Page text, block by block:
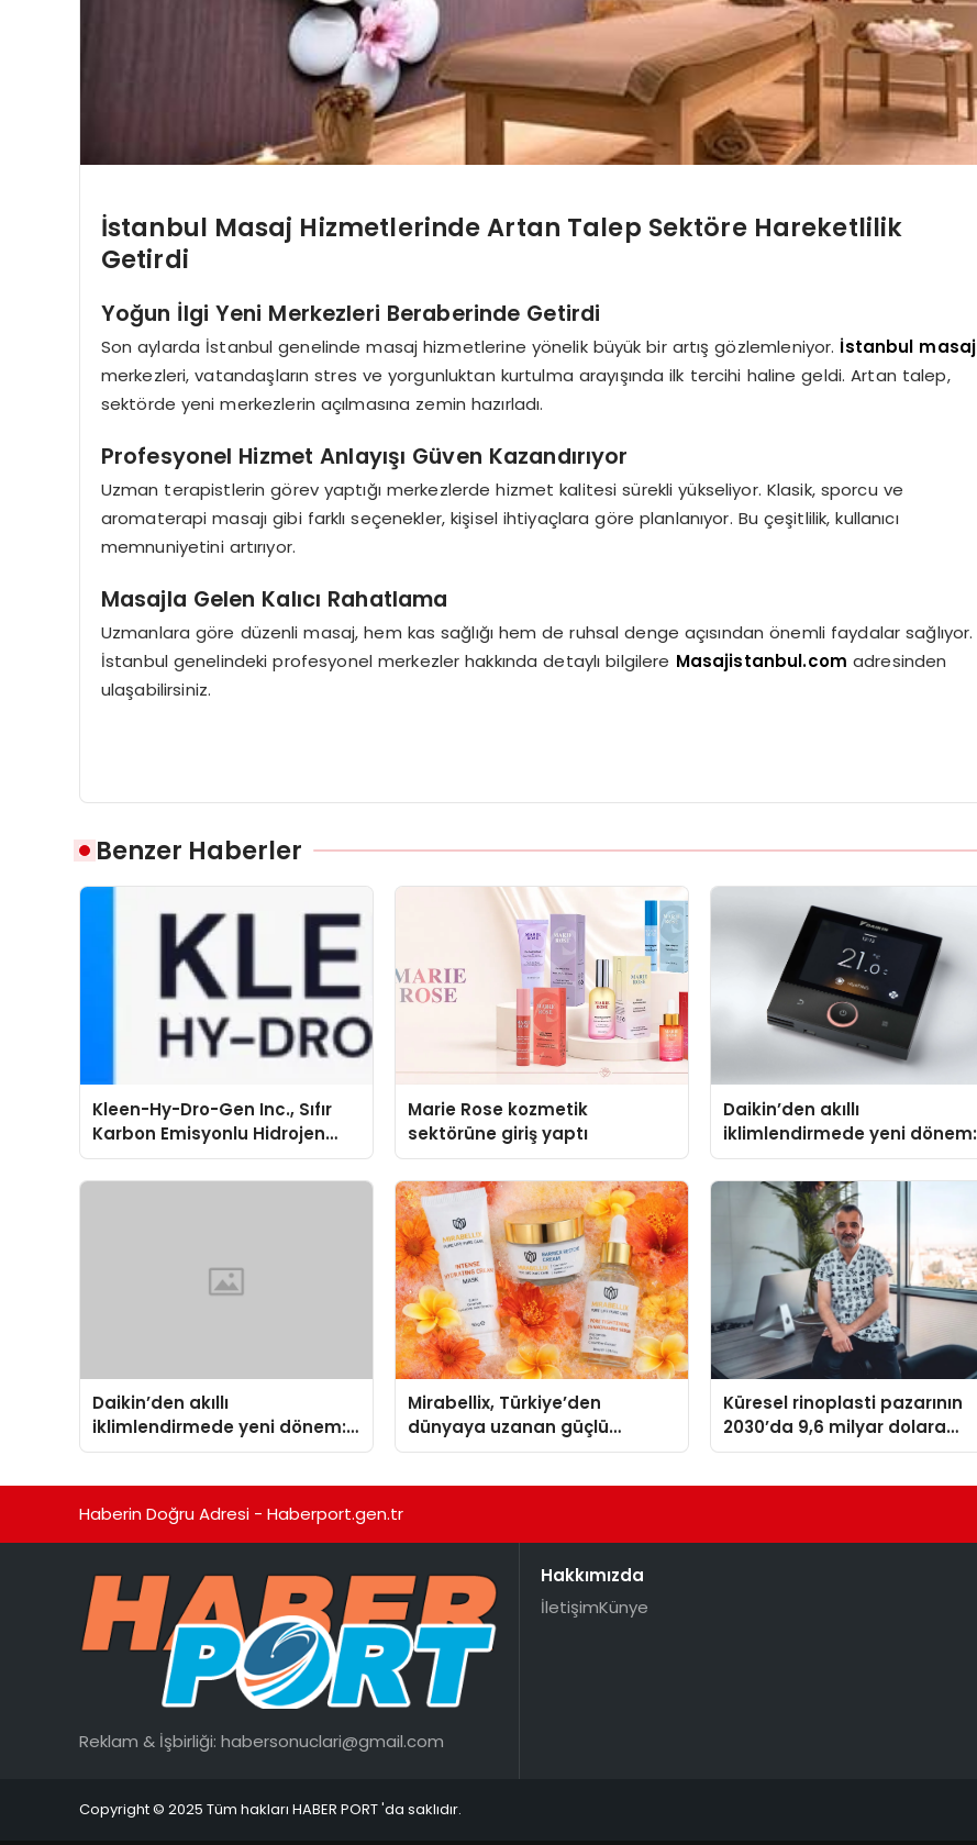
İstanbul Masaj Hizmetlerinde Artan Talep Sektöre Hareketlilik
Getirdi
Yoğun İlgi Yeni Merkezleri Beraberinde Getirdi
Son aylarda İstanbul genelinde masaj hizmetlerine yönelik büyük bir artış gözlemleniyor. İstanbul masaj
merkezleri, vatandaşların stres ve yorgunluktan kurtulma arayışında ilk tercihi haline geldi. Artan talep,
sektörde yeni merkezlerin açılmasına zemin hazırladı.
Profesyonel Hizmet Anlayışı Güven Kazandırıyor
Uzman terapistlerin görev yaptığı merkezlerde hizmet kalitesi sürekli yükseliyor. Klasik, sporcu ve
aromaterapi masajı gibi farklı seçenekler, kişisel ihtiyaçlara göre planlanıyor. Bu çeşitlilik, kullanıcı
memnuniyetini artırıyor.
Masajla Gelen Kalıcı Rahatlama
Uzmanlara göre düzenli masaj, hem kas sağlığı hem de ruhsal denge açısından önemli faydalar sağlıyor.
İstanbul genelindeki profesyonel merkezler hakkında detaylı bilgilere Masajistanbul.com adresinden
ulaşabilirsiniz.
Benzer Haberler
Kleen-Hy-Dro-Gen Inc., Sıfır
Karbon Emisyonlu Hidrojen
Isıtma Teknolojisinde ISO ve
TSSA Düzenleyici Onaylarını
Marie Rose kozmetik
sektörüne giriş yaptı
Daikin’den akıllı
iklimlendirmede yeni dönem:
Madoka Plus Türkiye’de
Daikin’den akıllı
iklimlendirmede yeni dönem:
Madoka Plus Türkiye’de
Mirabellix, Türkiye’den
dünyaya uzanan güçlü
büyümesini sürdürüyor
Küresel rinoplasti pazarının
2030’da 9,6 milyar dolara
ulaşması bekleniyor
Haberin Doğru Adresi - Haberport.gen.tr
Reklam & İşbirliği: habersonuclari@gmail.com
Hakkımızda
İletişimKünye
Copyright © 2025 Tüm hakları HABER PORT 'da saklıdır.